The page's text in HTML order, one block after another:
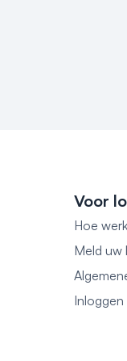
Voor
Hoe
Meld uw
Inloggen